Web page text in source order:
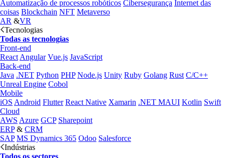
Automatização de processos robóticos Cibersegurança Internet das
coisas Blockchain NFT Metaverso
AR &VR
Tecnologias
Todas as tecnologias
Front-end
React Angular Vue.js JavaScript
Back-end
Java .NET Python PHP Node.js Unity Ruby Golang Rust C/C++
Unreal Engine Cobol
Mobile
iOS Android Flutter React Native Xamarin .NET MAUI Kotlin Swift
Cloud
AWS Azure GCP Sharepoint
ERP& CRM
SAP MS Dynamics 365 Odoo Salesforce
Indústrias
Todos os sectores